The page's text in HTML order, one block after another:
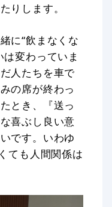
りします。
に“飲まなくな
変わっていま
人たちを車で
の席が終わっ
とき、『送っ
喜ぶし良い意
です。いわゆ
ても人間関係は